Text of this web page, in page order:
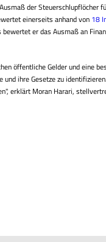
der Steuerschlupflöcher
einerseits anhand von 18
er das Ausmaß an
öffentliche Gelder und eine
ihre Gesetze zu
erklärt Moran Harari,